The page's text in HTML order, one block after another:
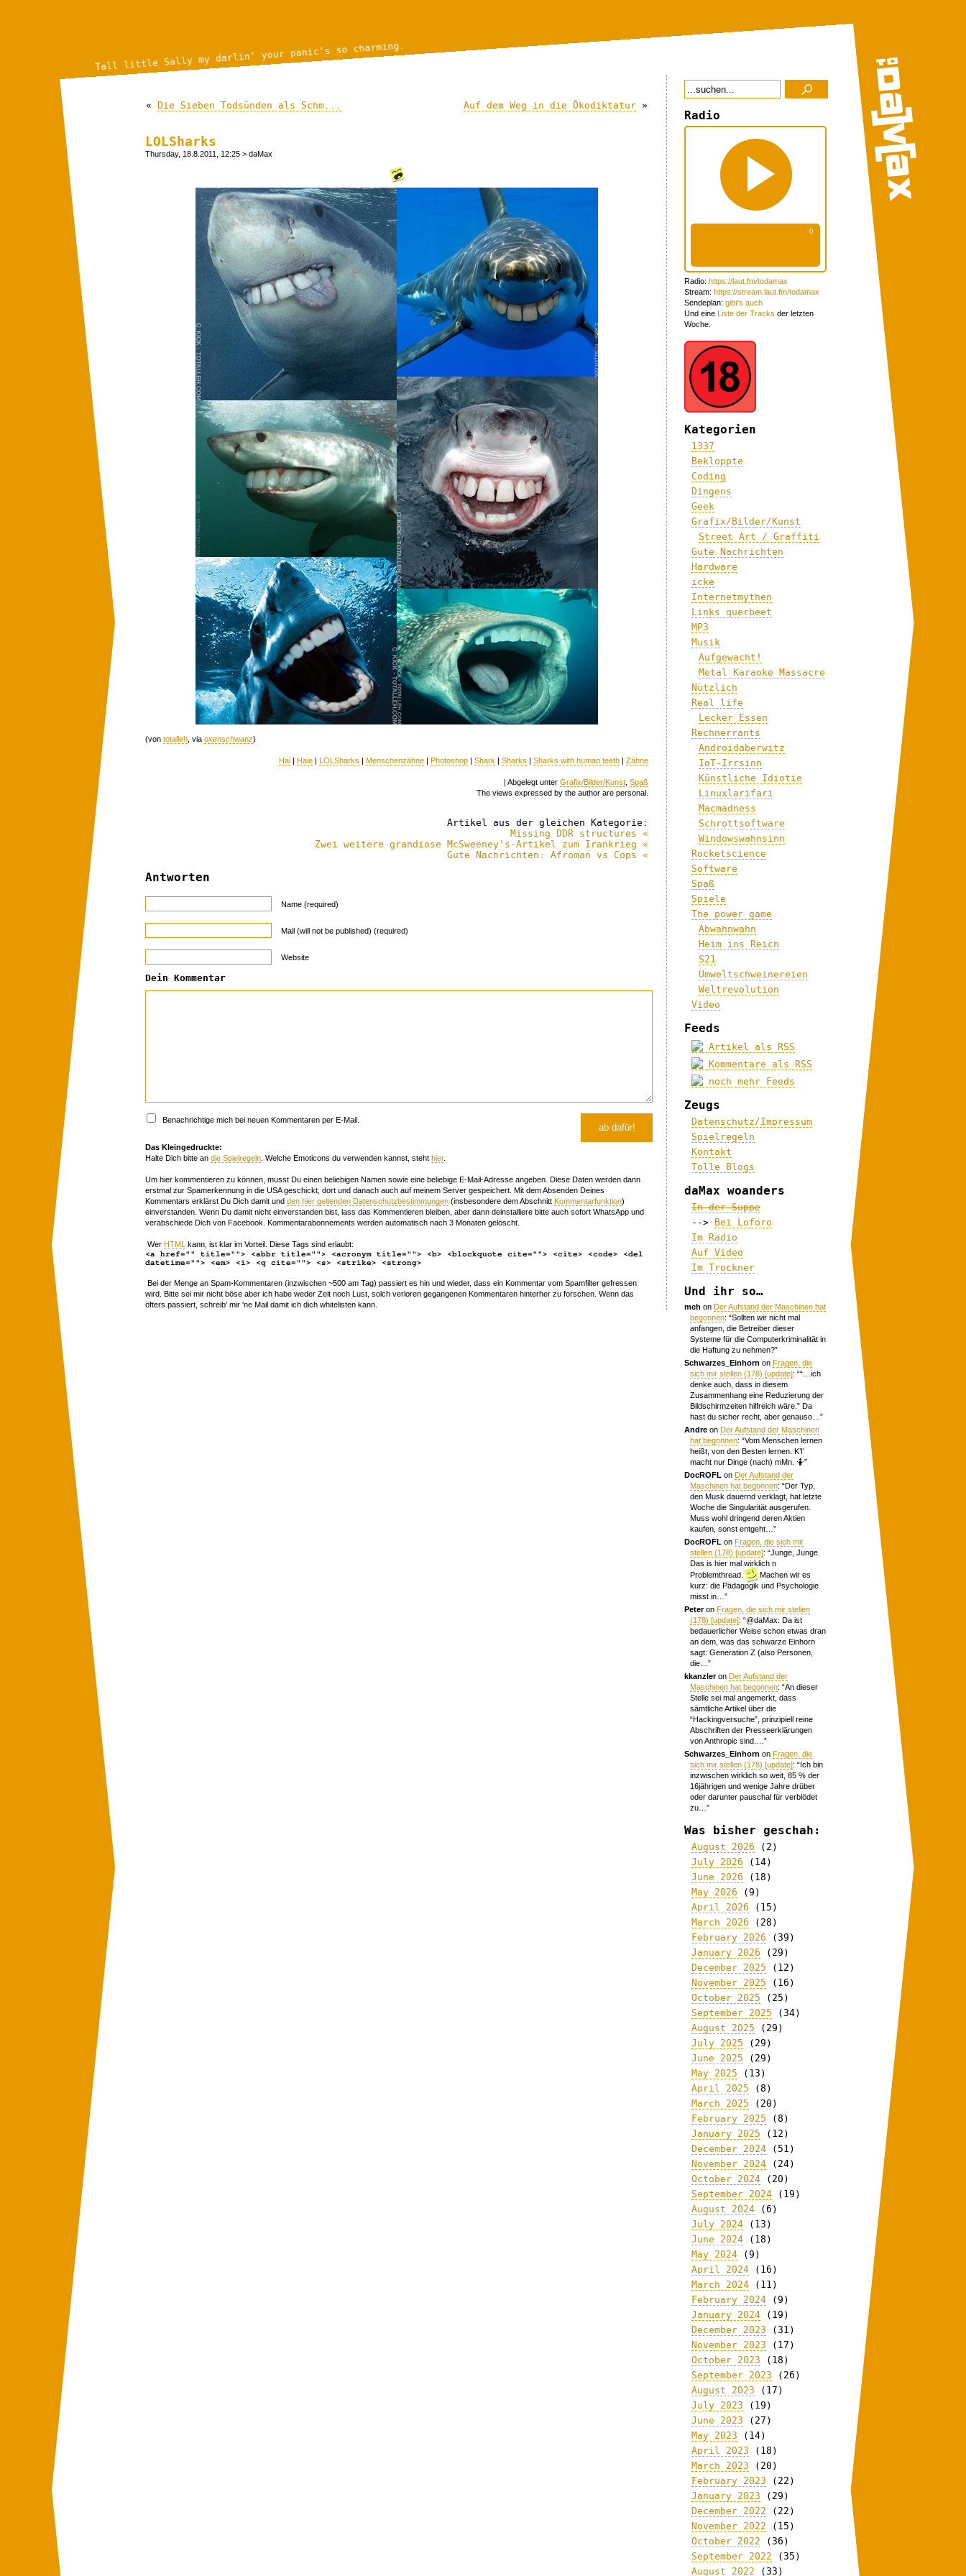
Tall little Sally my darlin' your panic's so charming.
« Die Sieben Todsünden als Schm... Auf dem Weg in die Ökodiktatur »
LOLSharks
Thursday, 18.8.2011, 12:25 > daMax
(von totalleh , via oxenschwanz)
Hai Haie LOLSharks Menschenzähne Photoshop Shark Sharks Sharks with human teeth Zähne
| Abgelegt unter Grafix/Bilder/Kunst Spaß
The views expressed by the author are personal.
Artikel aus der gleichen Kategorie:
Missing DDR structures «
Zwei weitere grandiose McSweeney's-Artikel zum Irankrieg «
Gute Nachrichten: Afroman vs Cops «
Antworten
Name (required)
Mail (will not be published) (required)
Website
Dein Kommentar
Benachrichtige mich bei neuen Kommentaren per E-Mail.
Das Kleingedruckte:
Halte Dich bitte an die Spielregeln . Welche Emoticons du verwenden kannst, steht hier.
Um hier kommentieren zu können, musst Du einen beliebigen Namen sowie eine beliebige E-Mail-Adresse angeben. Diese Daten werden dann
erstmal zur Spamerkennung in die USA geschickt, dort und danach auch auf meinem Server gespeichert. Mit dem Absenden Deines
Kommentars erklärst Du Dich damit und den hier geltenden Datenschutzbestimmungen (insbesondere dem Abschnitt Kommentarfunktion)
einverstanden. Wenn Du damit nicht einverstanden bist, lass das Kommentieren bleiben, aber dann deinstalliere bitte auch sofort WhatsApp und
verabschiede Dich von Facebook. Kommentarabonnements werden automatisch nach 3 Monaten gelöscht.
Wer HTML kann, ist klar im Vorteil. Diese Tags sind erlaubt:
<a href="" title=""> <abbr title=""> <acronym title=""> <b> <blockquote cite=""> <cite> <code> <del
datetime=""> <em> <i> <q cite=""> <s> <strike> <strong>
Bei der Menge an Spam-Kommentaren (inzwischen ~500 am Tag) passiert es hin und wieder, dass ein Kommentar vom Spamfilter gefressen
wird. Bitte sei mir nicht böse aber ich habe weder Zeit noch Lust, solch verloren gegangenen Kommentaren hinterher zu forschen. Wenn das
öfters passiert, schreib' mir 'ne Mail damit ich dich whitelisten kann.
Radio
Radio: https://laut.fm/todamax
Stream: https://stream.laut.fm/todamax
Sendeplan: gibt's auch
Und eine Liste der Tracks der letzten
Woche.
Kategorien
1337
Bekloppte
Coding
Dingens
Geek
Grafix/Bilder/Kunst
Street Art / Graffiti
Gute Nachrichten
Hardware
icke
Internetmythen
Links querbeet
MP3
Musik
Aufgewacht!
Metal Karaoke Massacre
Nützlich
Real life
Lecker Essen
Rechnerrants
Androidaberwitz
IoT-Irrsinn
Künstliche Idiotie
Linuxlarifari
Macmadness
Schrottsoftware
Windowswahnsinn
Rocketscience
Software
Spaß
Spiele
The power game
Abwahnwahn
Heim ins Reich
S21
Umweltschweinereien
Weltrevolution
Video
Feeds
Artikel als RSS
Kommentare als RSS
noch mehr Feeds
Zeugs
Datenschutz/Impressum
Spielregeln
Kontakt
Tolle Blogs
daMax woanders
In der Suppe
-->
Bei Loforo
Im Radio
Auf Video
Im Trockner
Und ihr so…
meh onDer Aufstand der Maschinen hat
begonnen: “Sollten wir nicht mal
anfangen, die Betreiber dieser
Systeme für die Computerkriminalität in
die Haftung zu nehmen?”
Schwarzes_Einhorn onFragen, die
sich mir stellen (178) [update]: ““…ich
denke auch, dass in diesem
Zusammenhang eine Reduzierung der
Bildschirmzeiten hilfreich wäre.” Da
hast du sicher recht, aber genauso… ”
Andre onDer Aufstand der Maschinen
hat begonnen: “Vom Menschen lernen
heißt, von den Besten lernen. K’I’
macht nur Dinge (nach) mMn. 🤷”
DocROFL onDer Aufstand der
Maschinen hat begonnen: “Der Typ,
den Musk dauernd verklagt, hat letzte
Woche die Singularität ausgerufen.
Muss wohl dringend deren Aktien
kaufen, sonst entgeht… ”
DocROFL onFragen, die sich mir
stellen (178) [update]: “Junge, Junge.
Das is hier mal wirklich n
Problemthread.
Machen wir es
kurz: die Pädagogik und Psychologie
misst in… ”
PeteronFragen, die sich mir stellen
(178) [update]: “@daMax: Da ist
bedauerlicher Weise schon etwas dran
an dem, was das schwarze Einhorn
sagt: Generation Z (also Personen,
die… ”
kkanzleronDer Aufstand der
Maschinen hat begonnen: “An dieser
Stelle sei mal angemerkt, dass
sämtliche Artikel über die
“Hackingversuche”, prinzipiell reine
Abschriften der Presseerklärungen
von Anthropic sind.… ”
Schwarzes_Einhorn onFragen, die
sich mir stellen (178) [update]: “Ich bin
inzwischen wirklich so weit, 85 % der
16jährigen und wenige Jahre drüber
oder darunter pauschal für verblödet
zu… ”
Was bisher geschah:
August 2026 (2)
July 2026 (14)
June 2026 (18)
May 2026 (9)
April 2026 (15)
March 2026 (28)
February 2026 (39)
January 2026 (29)
December 2025 (12)
November 2025 (16)
October 2025 (25)
September 2025 (34)
August 2025 (29)
July 2025 (29)
June 2025 (29)
May 2025 (13)
April 2025 (8)
March 2025 (20)
February 2025 (8)
January 2025 (12)
December 2024 (51)
November 2024 (24)
October 2024 (20)
September 2024 (19)
August 2024 (6)
July 2024 (13)
June 2024 (18)
May 2024 (9)
April 2024 (16)
March 2024 (11)
February 2024 (9)
January 2024 (19)
December 2023 (31)
November 2023 (17)
October 2023 (18)
September 2023 (26)
August 2023 (17)
July 2023 (19)
June 2023 (27)
May 2023 (14)
April 2023 (18)
March 2023 (20)
February 2023 (22)
January 2023 (29)
December 2022 (22)
November 2022 (15)
October 2022 (36)
September 2022 (35)
August 2022 (33)